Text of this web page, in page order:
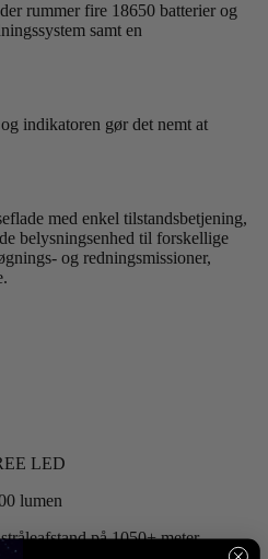
rummer fire 18650 batterier og
samt en
indikatoren gør det nemt at
med enkel tilstandsbetjening,
belysningsenhed til forskellige
og redningsmissioner,
LED
lumen
på 1050+ meter